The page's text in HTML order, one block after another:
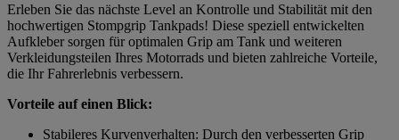
Erleben Sie das nächste Level an Kontrolle und Stabilität mit den
hochwertigen Stompgrip Tankpads! Diese speziell entwickelten
Aufkleber sorgen für optimalen Grip am Tank und weiteren
Verkleidungsteilen Ihres Motorrads und bieten zahlreiche Vorteile,
die Ihr Fahrerlebnis verbessern.
Vorteile auf einen Blick:
Stabileres Kurvenverhalten: Durch den verbesserten Grip